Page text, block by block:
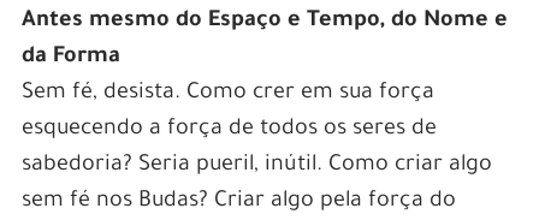
Antes mesmo do Espaço e Tempo, do Nome e
da Forma
Sem fé, desista. Como crer em sua força
esquecendo a força de todos os seres de
sabedoria? Seria pueril, inútil. Como criar algo
sem fé nos Budas? Criar algo pela força do